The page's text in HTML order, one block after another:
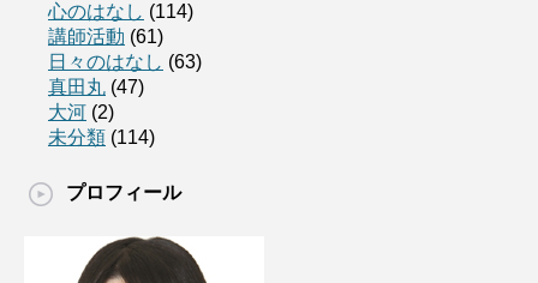
心のはなし (114)
講師活動 (61)
日々のはなし (63)
真田丸 (47)
大河 (2)
未分類 (114)
プロフィール